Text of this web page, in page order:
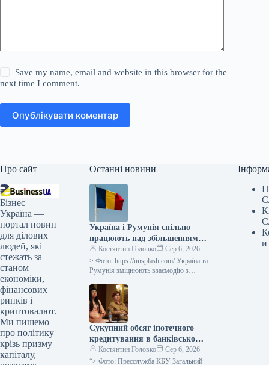
Save my name, email and website in this browser for the
next time I comment.
Опублікувати коментар
Про сайт
Бізнес
Україна —
портал новин
для ділових
людей, які
стежать за
станом
економіки,
фінансових
ринків і
криптовалют.
Ми пишемо
про політику
крізь призму
капіталу,
Останні новини
Україна і Румунія спільно
працюють над збільшенням
пропускної спроможності
порту Констанца
Костянтин Головко
Сер 6, 2026
> Фото: https://unsplash.com/ Україна та
Румунія зміцнюють взаємодію з
української сільськогосподарської
продукції через румунську гавань
Сукупний обсяг іпотечного
кредитування в банківському
секторі досяг 50 мільярдів
гривень.
Костянтин Головко
Сер 6, 2026
“> Фото: Пресслужба КБУ Загальний
и